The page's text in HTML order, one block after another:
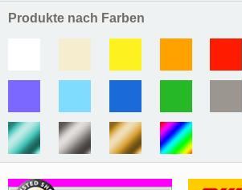
Produkte nach Farben